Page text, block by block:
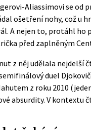
Aliassimovi se od
ošetření nohy, což u
A nejen to, protáhl ho
před zaplněným
z něj udělala
duel
z roku 2010
absurdity. V kontextu